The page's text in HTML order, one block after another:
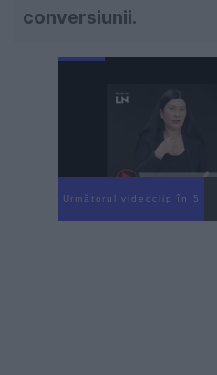
conversiunii.
Următorul videoclip în 4